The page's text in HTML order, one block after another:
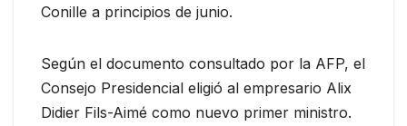
Conille a principios de junio.
Según el documento consultado por la AFP, el
Consejo Presidencial eligió al empresario Alix
Didier Fils-Aimé como nuevo primer ministro.